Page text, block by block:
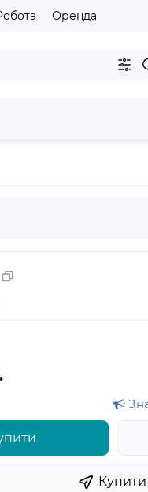
Оренда
Купити